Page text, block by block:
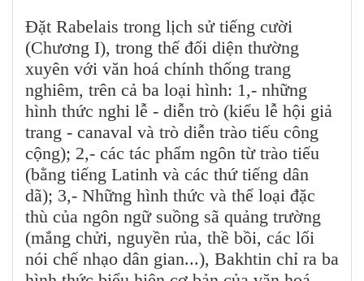
Đặt Rabelais trong lịch sử tiếng cười
(Chương I), trong thế đối diện thường
xuyên với văn hoá chính thống trang
nghiêm, trên cả ba loại hình: 1,- những
hình thức nghi lễ - diễn trò (kiểu lễ hội giả
trang - canaval và trò diễn trào tiếu công
cộng); 2,- các tác phẩm ngôn từ trào tiếu
(bằng tiếng Latinh và các thứ tiếng dân
dã); 3,- Những hình thức và thể loại đặc
thù của ngôn ngữ suồng sã quảng trường
(mắng chửi, nguyền rủa, thề bồi, các lối
nói chế nhạo dân gian...), Bakhtin chỉ ra ba